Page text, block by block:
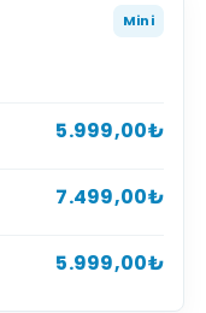
Mini
5.999,00₺
7.499,00₺
5.999,00₺